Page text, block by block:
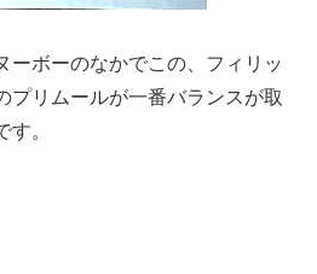
ーボーのなかでこの、フィリッ
プリムールが一番バランスが取
。